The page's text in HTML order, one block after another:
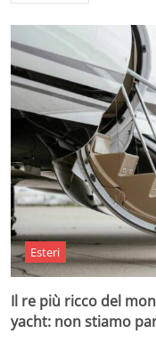
Esteri
Il re più ricco del
yacht: non stiamo